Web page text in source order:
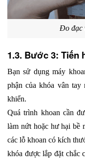
Đo đạc
1.3. Bước 3: Tiến
Bạn sử dụng máy
phận của khóa vân tay
khiển.
Quá trình khoan cần
làm nứt hoặc hư hại bề
các lỗ khoan có kích
khóa được lắp đặt chắc